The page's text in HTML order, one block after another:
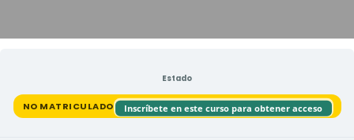
Estado
NO MATRICULADO Inscríbete en este curso para obtener acceso